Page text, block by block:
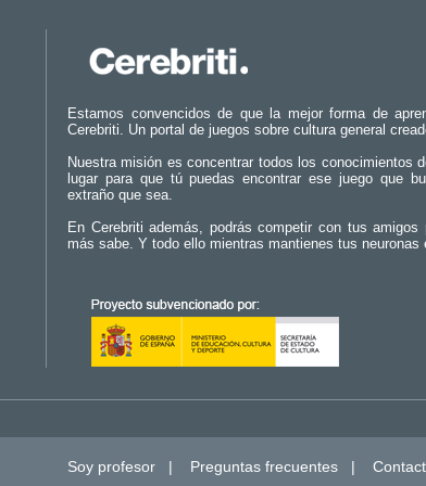
Estamos convencidos de que la mejor forma de
Cerebriti. Un portal de juegos sobre cultura general
Nuestra misión es concentrar todos los conocimientos
lugar para que tú puedas encontrar ese juego que
extraño que sea.
En Cerebriti además, podrás competir con tus
más sabe. Y todo ello mientras mantienes tus neuronas
Soy profesor | Preguntas frecuentes |